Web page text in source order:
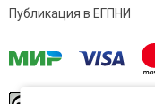
Публикация в ЕГПНИ